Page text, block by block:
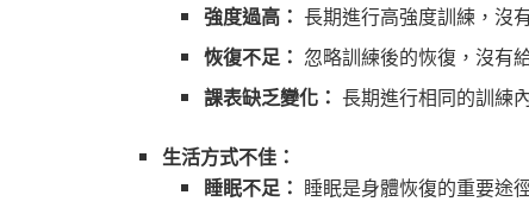
強度過高： 長期進行高強度訓練，沒
恢復不足： 忽略訓練後的恢復，沒有
課表缺乏變化： 長期進行相同的訓練
生活方式不佳：
睡眠不足： 睡眠是身體恢復的重要途